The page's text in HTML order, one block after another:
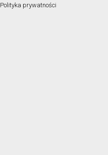
Polityka prywatności